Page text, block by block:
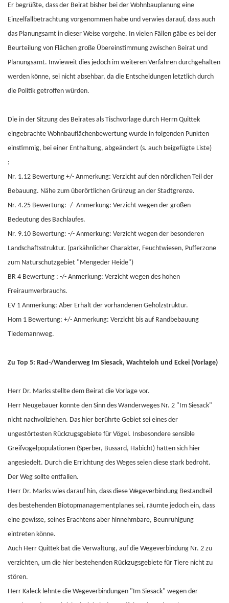
Er begrüßte, dass der Beirat bisher bei der Wohnbauplanung eine
Einzelfallbetrachtung vorgenommen habe und verwies darauf, dass auch
das Planungsamt in dieser Weise vorgehe. In vielen Fällen gäbe es bei der
Beurteilung von Flächen große Übereinstimmung zwischen Beirat und
Planungsamt. Inwieweit dies jedoch im weiteren Verfahren durchgehalten
werden könne, sei nicht absehbar, da die Entscheidungen letztlich durch
die Politik getroffen würden.
Die in der Sitzung des Beirates als Tischvorlage durch Herrn Quittek
eingebrachte Wohnbauflächenbewertung wurde in folgenden Punkten
einstimmig, bei einer Enthaltung, abgeändert (s. auch beigefügte Liste)
:
Nr. 1.12 Bewertung +/- Anmerkung: Verzicht auf den nördlichen Teil der
Bebauung. Nähe zum überörtlichen Grünzug an der Stadtgrenze.
Nr. 4.25 Bewertung: -/- Anmerkung: Verzicht wegen der großen
Bedeutung des Bachlaufes.
Nr. 9.10 Bewertung: -/- Anmerkung: Verzicht wegen der besonderen
Landschaftsstruktur. (parkähnlicher Charakter, Feuchtwiesen, Pufferzone
zum Naturschutzgebiet "Mengeder Heide")
BR 4 Bewertung : -/- Anmerkung: Verzicht wegen des hohen
Freiraumverbrauchs.
EV 1 Anmerkung: Aber Erhalt der vorhandenen Gehölzstruktur.
Hom 1 Bewertung: +/- Anmerkung: Verzicht bis auf Randbebauung
Tiedemannweg.
Zu Top 5: Rad-/Wanderweg Im Siesack, Wachteloh und Eckei (Vorlage)
Herr Dr. Marks stellte dem Beirat die Vorlage vor.
Herr Neugebauer konnte den Sinn des Wanderweges Nr. 2 "Im Siesack"
nicht nachvollziehen. Das hier berührte Gebiet sei eines der
ungestörtesten Rückzugsgebiete für Vögel. Insbesondere sensible
Greifvogelpopulationen (Sperber, Bussard, Habicht) hätten sich hier
angesiedelt. Durch die Errichtung des Weges seien diese stark bedroht.
Der Weg sollte entfallen.
Herr Dr. Marks wies darauf hin, dass diese Wegeverbindung Bestandteil
des bestehenden Biotopmanagementplanes sei, räumte jedoch ein, dass
eine gewisse, seines Erachtens aber hinnehmbare, Beunruhigung
eintreten könne.
Auch Herr Quittek bat die Verwaltung, auf die Wegeverbindung Nr. 2 zu
verzichten, um die hier bestehenden Rückzugsgebiete für Tiere nicht zu
stören.
Herr Kaleck lehnte die Wegeverbindungen "Im Siesack" wegen der